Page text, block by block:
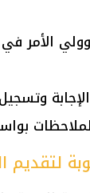
الأمر
لتقديم